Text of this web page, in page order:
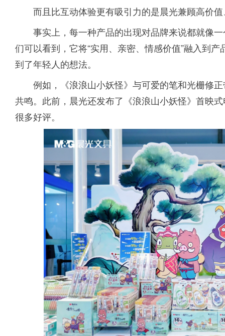
而且比互动体验更有吸引力的是晨光兼顾高价
事实上，每一种产品的出现对品牌来说都就像
们可以看到，它将“实用、亲密、情感价值”融入到
到了年轻人的想法。
例如，《浪浪山小妖怪》与可爱的笔和光栅修
共鸣。此前，晨光还发布了《浪浪山小妖怪》首映
很多好评。